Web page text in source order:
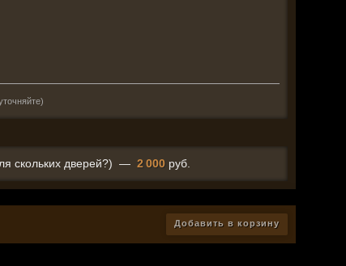
скольких дверей?) — 2 000 руб.
Добавить в корзину